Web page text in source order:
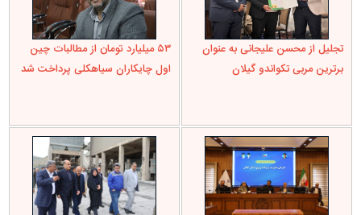
تجلیل از محسن علیجانی به عنوان
برترین مربی تکواندو گیلان
۵۳ میلیارد تومان از مطالبات چین
اول چایکاران سیاهکلی پرداخت شد